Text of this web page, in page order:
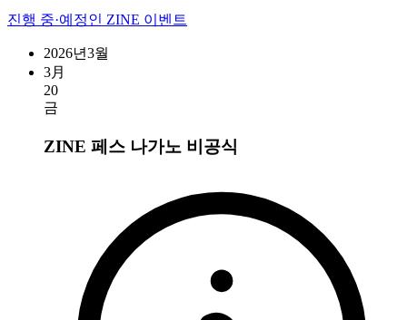
진행 중·예정인 ZINE 이벤트
2026년3월
3月
20
금
ZINE 페스 나가노 비공식